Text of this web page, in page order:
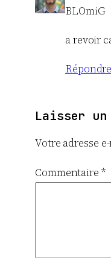
BLOmiG
a revoir
Répondre
Laisser un
Votre adresse
Commentaire *